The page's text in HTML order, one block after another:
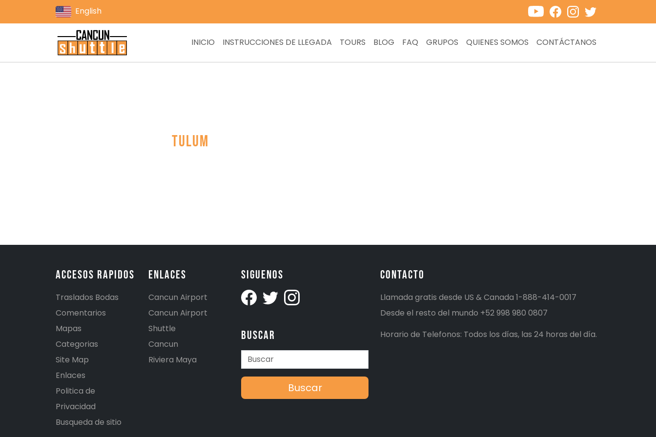
English
INICIO INSTRUCCIONES DE LLEGADA TOURS BLOG FAQ GRUPOS QUIENES SOMOS CONTÁCTANOS
Tulum
Accesos Rapidos
Traslados Bodas
Comentarios
Mapas
Categorias
Site Map
Enlaces
Politica de
Privacidad
Busqueda de sitio
Enlaces
Cancun Airport
Cancun Airport
Shuttle
Cancun
Riviera Maya
Siguenos
Buscar
Buscar
Contacto
Llamada gratis desde US & Canada 1-888-414-0017
Desde el resto del mundo +52 998 980 0807
Horario de Telefonos: Todos los días, las 24 horas del día.